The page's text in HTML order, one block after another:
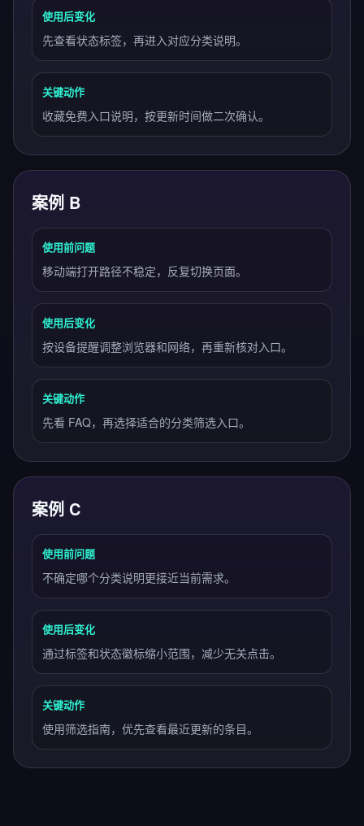
使用后变化
先查看状态标签，再进入对应分类说明。
关键动作
收藏免费入口说明，按更新时间做二次确认。
案例 B
使用前问题
移动端打开路径不稳定，反复切换页面。
使用后变化
按设备提醒调整浏览器和网络，再重新核对入口。
关键动作
先看 FAQ，再选择适合的分类筛选入口。
案例 C
使用前问题
不确定哪个分类说明更接近当前需求。
使用后变化
通过标签和状态徽标缩小范围，减少无关点击。
关键动作
使用筛选指南，优先查看最近更新的条目。